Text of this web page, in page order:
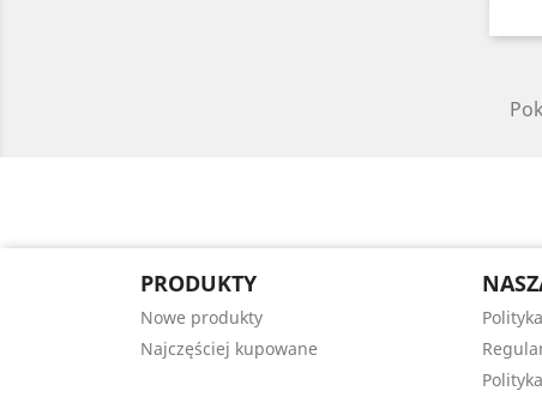
PRODUKTY
Nowe produkty
Najczęściej kupowane